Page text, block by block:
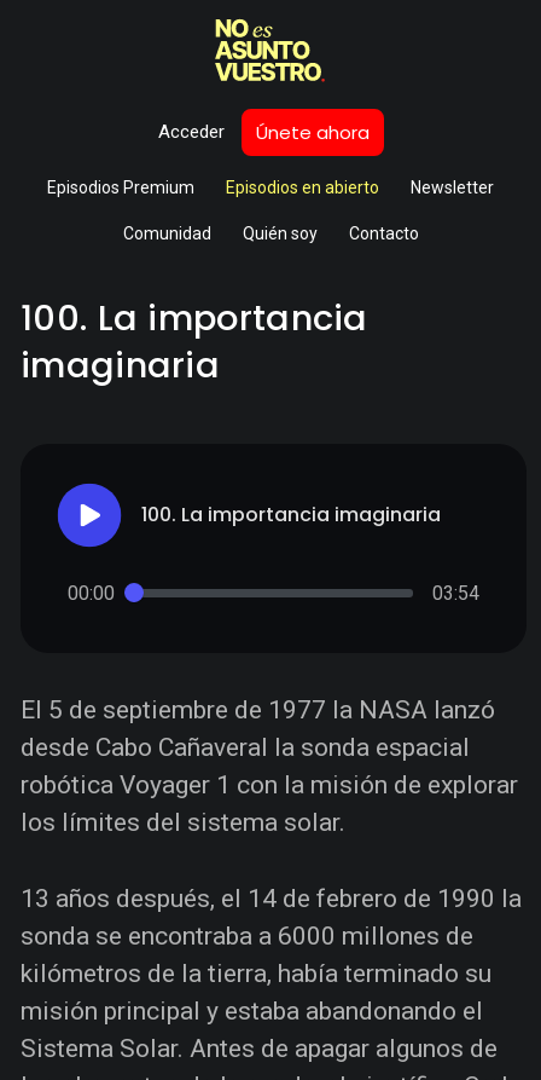
Acceder Únete ahora
Episodios Premium Episodios en abierto Newsletter
Comunidad Quién soy Contacto
100. La importancia
imaginaria
100. La importancia imaginaria
00:00 03:54
El 5 de septiembre de 1977 la NASA lanzó
desde Cabo Cañaveral la sonda espacial
robótica Voyager 1 con la misión de explorar
los límites del sistema solar.
13 años después, el 14 de febrero de 1990 la
sonda se encontraba a 6000 millones de
kilómetros de la tierra, había terminado su
misión principal y estaba abandonando el
Sistema Solar. Antes de apagar algunos de